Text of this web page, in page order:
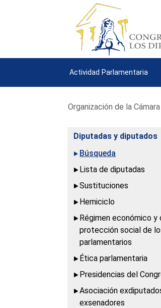
Actividad Parlamentaria
Organización de la Cámara
Diputadas y diputados
Búsqueda
Lista de diputadas
Sustituciones
Hemiciclo
Régimen económico y
protección social de
parlamentarios
Ética parlamentaria
Presidencias del
Asociación
exsenadores